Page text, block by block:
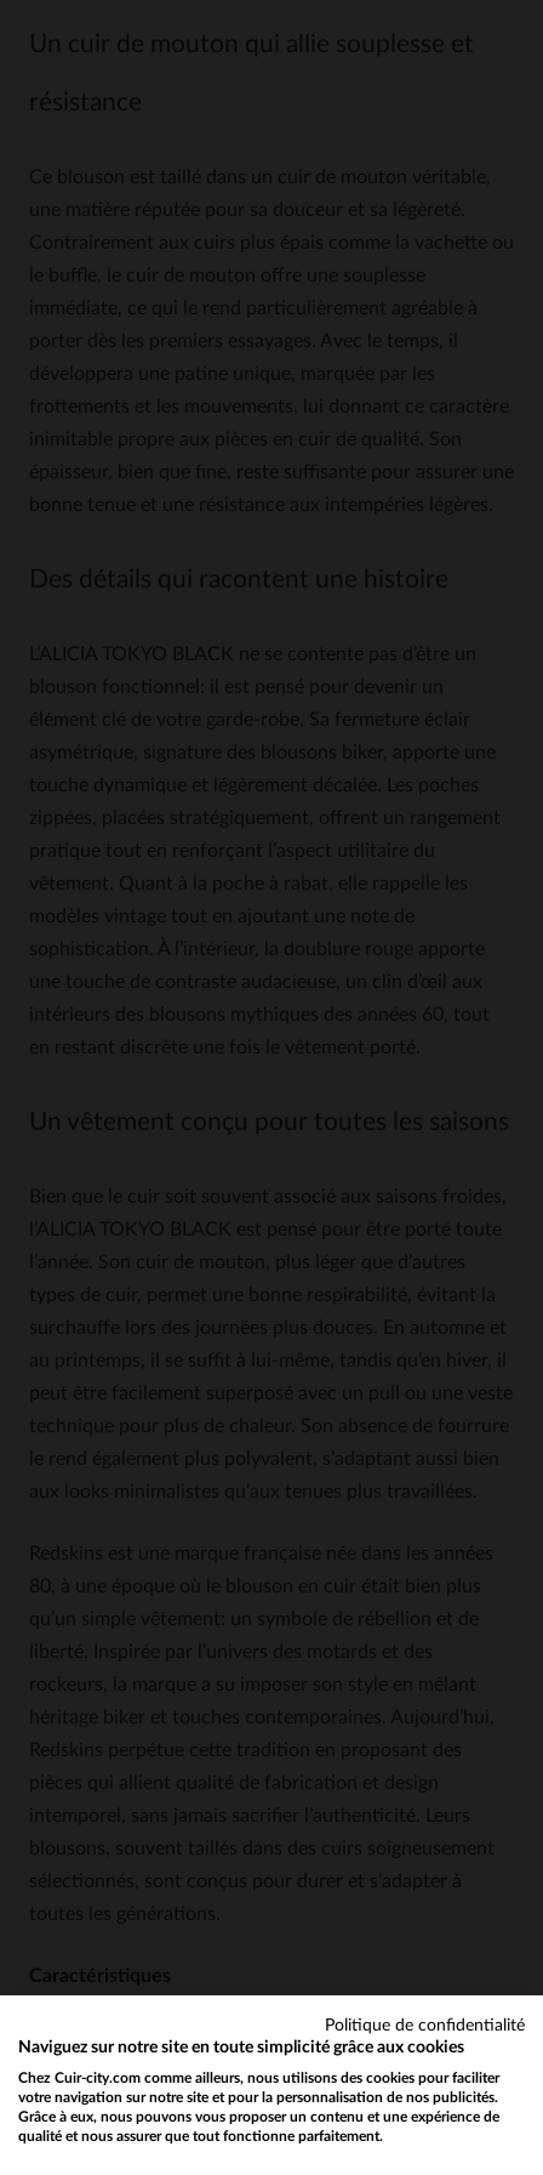
Un cuir de mouton qui allie souplesse et
résistance
Ce blouson est taillé dans un cuir de mouton véritable,
une matière réputée pour sa douceur et sa légèreté.
Contrairement aux cuirs plus épais comme la vachette ou
le buffle, le cuir de mouton offre une souplesse
immédiate, ce qui le rend particulièrement agréable à
porter dès les premiers essayages. Avec le temps, il
développera une patine unique, marquée par les
frottements et les mouvements, lui donnant ce caractère
inimitable propre aux pièces en cuir de qualité. Son
épaisseur, bien que fine, reste suffisante pour assurer une
bonne tenue et une résistance aux intempéries légères.
Des détails qui racontent une histoire
L’ALICIA TOKYO BLACK ne se contente pas d’être un
blouson fonctionnel: il est pensé pour devenir un
élément clé de votre garde-robe. Sa fermeture éclair
asymétrique, signature des blousons biker, apporte une
touche dynamique et légèrement décalée. Les poches
zippées, placées stratégiquement, offrent un rangement
pratique tout en renforçant l’aspect utilitaire du
vêtement. Quant à la poche à rabat, elle rappelle les
modèles vintage tout en ajoutant une note de
sophistication. À l’intérieur, la doublure rouge apporte
une touche de contraste audacieuse, un clin d’œil aux
intérieurs des blousons mythiques des années 60, tout
en restant discrète une fois le vêtement porté.
Un vêtement conçu pour toutes les saisons
Bien que le cuir soit souvent associé aux saisons froides,
l’ALICIA TOKYO BLACK est pensé pour être porté toute
l’année. Son cuir de mouton, plus léger que d’autres
types de cuir, permet une bonne respirabilité, évitant la
surchauffe lors des journées plus douces. En automne et
au printemps, il se suffit à lui-même, tandis qu’en hiver, il
peut être facilement superposé avec un pull ou une veste
technique pour plus de chaleur. Son absence de fourrure
le rend également plus polyvalent, s’adaptant aussi bien
aux looks minimalistes qu’aux tenues plus travaillées.
Redskins est une marque française née dans les années
80, à une époque où le blouson en cuir était bien plus
qu’un simple vêtement: un symbole de rébellion et de
liberté. Inspirée par l’univers des motards et des
rockeurs, la marque a su imposer son style en mêlant
héritage biker et touches contemporaines. Aujourd’hui,
Redskins perpétue cette tradition en proposant des
pièces qui allient qualité de fabrication et design
intemporel, sans jamais sacrifier l’authenticité. Leurs
blousons, souvent taillés dans des cuirs soigneusement
sélectionnés, sont conçus pour durer et s’adapter à
toutes les générations.
Caractéristiques
être restrictive, idéale pour un look moderne
et ajusté.
Un cuir souple et léger, parfait pour un port
quotidien sans fatigue, tout en offrant une
Would you like to be redirected to our English site?
Politique de confidentialité
Naviguez sur notre site en toute simplicité grâce aux cookies
Chez Cuir-city.com comme ailleurs, nous utilisons des cookies pour faciliter
votre navigation sur notre site et pour la personnalisation de nos publicités.
Grâce à eux, nous pouvons vous proposer un contenu et une expérience de
qualité et nous assurer que tout fonctionne parfaitement.